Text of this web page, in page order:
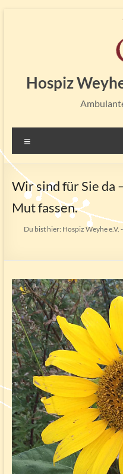
Hospiz
Wir sind für Sie da
Mut fassen.
Du bist hier: Hospiz Weyhe e.V.